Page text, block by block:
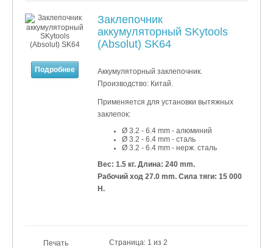
Подробнее
Заклепочник
аккумуляторный SKytools
(Absolut) SK64
Аккумуляторный заклепочник.
Производство: Китай.
Применяется для установки вытяжных
заклепок:
Ø 3.2 - 6.4 mm - алюминий
Ø 3.2 - 6.4 mm - сталь
Ø 3.2 - 6.4 mm - нерж. сталь
Вес: 1.5 кг. Длина: 240 mm.
Рабочий ход 27.0 mm. Сила тяги: 15 000
Н.
Печать Страница: 1 из 2